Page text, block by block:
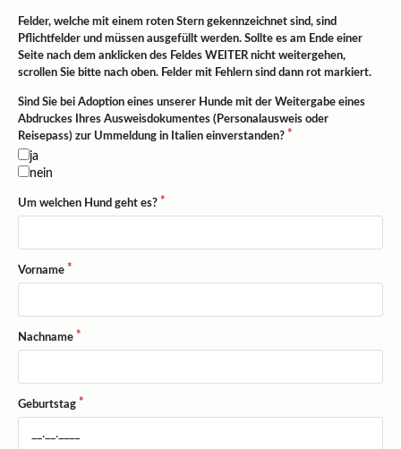
Felder, welche mit einem roten Stern gekennzeichnet sind, sind
Pflichtfelder und müssen ausgefüllt werden. Sollte es am Ende einer
Seite nach dem anklicken des Feldes WEITER nicht weitergehen,
scrollen Sie bitte nach oben. Felder mit Fehlern sind dann rot markiert.
Sind Sie bei Adoption eines unserer Hunde mit der Weitergabe eines
Abdruckes Ihres Ausweisdokumentes (Personalausweis oder
Reisepass) zur Ummeldung in Italien einverstanden?
ja
nein
Um welchen Hund geht es?
Vorname
Nachname
Geburtstag